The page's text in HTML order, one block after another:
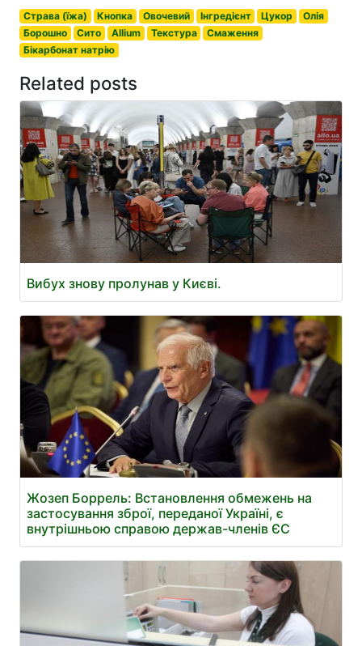
Страва (їжа) Кнопка Овочевий Інгредієнт Цукор
Олія
Борошно
Сито Allium Текстура
Смаження
Бікарбонат натрію
Related posts
Вибух знову пролунав у Києві.
Жозеп Боррель: Встановлення обмежень на
застосування зброї, переданої Україні, є
внутрішньою справою держав-членів ЄС